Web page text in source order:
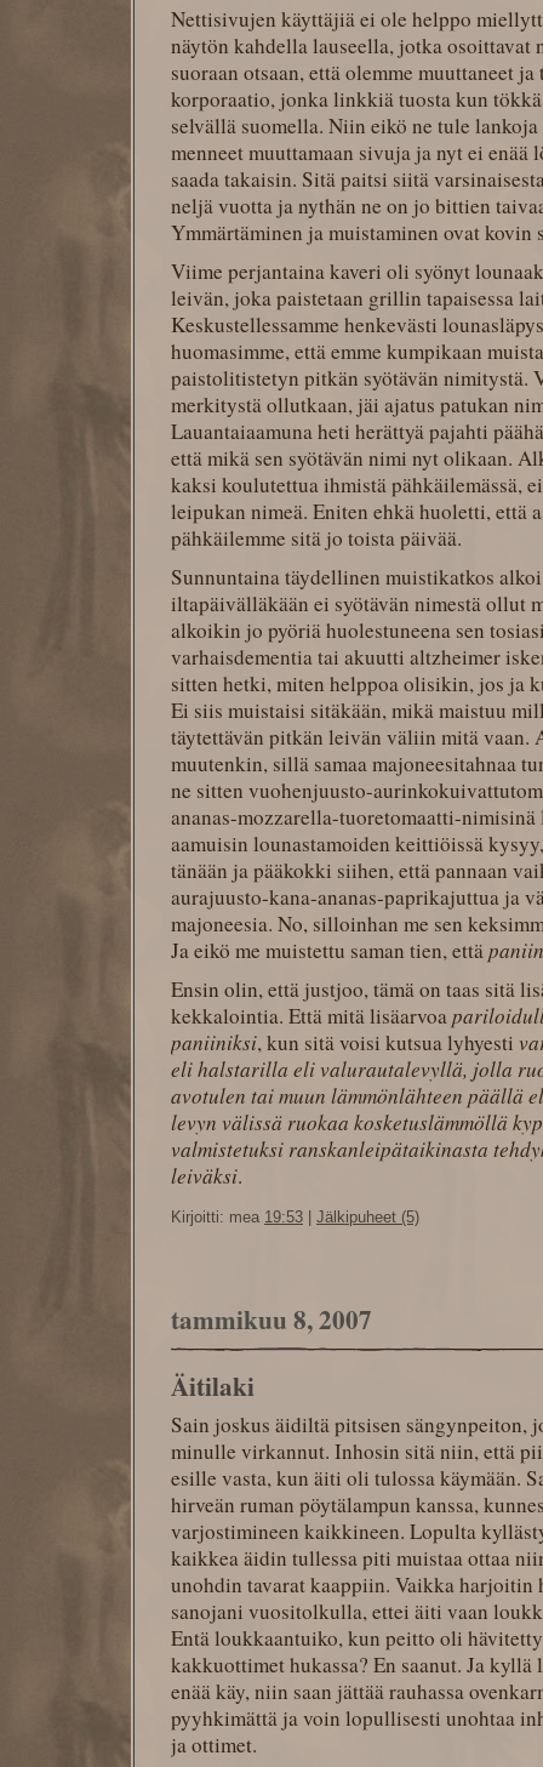
Nettisivujen käyttäjiä ei ole helppo
näytön kahdella lauseella, jotka osoittavat
suoraan otsaan, että olemme muuttaneet
korporaatio, jonka linkkiä tuosta kun
selvällä suomella. Niin eikö ne tule
menneet muuttamaan sivuja ja nyt ei enää
saada takaisin. Sitä paitsi siitä
neljä vuotta ja nythän ne on jo bittien
Ymmärtäminen ja muistaminen ovat kovin
Viime perjantaina kaveri oli syönyt
leivän, joka paistetaan grillin tapaisessa
Keskustellessamme henkevästi
huomasimme, että emme kumpikaan
paistolitistetyn pitkän syötävän nimitystä.
merkitystä ollutkaan, jäi ajatus patukan
Lauantaiaamuna heti herättyä pajahti
että mikä sen syötävän nimi nyt olikaan.
kaksi koulutettua ihmistä pähkäilemässä,
leipukan nimeä. Eniten ehkä huoletti, että
pähkäilemme sitä jo toista päivää.
Sunnuntaina täydellinen muistikatkos
iltapäivälläkään ei syötävän nimestä ollut
alkoikin jo pyöriä huolestuneena sen
varhaisdementia tai akuutti altzheimer
sitten hetki, miten helppoa olisikin, jos ja
Ei siis muistaisi sitäkään, mikä maistuu
täytettävän pitkän leivän väliin mitä vaan.
muutenkin, sillä samaa majoneesitahnaa
ne sitten vuohenjuusto-
ananas-mozzarella-tuoretomaatti-
aamuisin lounastamoiden keittiöissä
tänään ja pääkokki siihen, että pannaan
aurajuusto-kana-ananas-paprikajuttua ja
majoneesia. No, silloinhan me sen
Ja eikö me muistettu saman tien, että
Ensin olin, että justjoo, tämä on taas sitä
kekkalointia. Että mitä lisäarvoa
paniiniksi, kun sitä voisi kutsua lyhyesti
eli halstarilla eli valurautalevyllä, jolla
avotulen tai muun lämmönlähteen päällä
levyn välissä ruokaa kosketuslämmöllä
valmistetuksi ranskanleipätaikinasta
leiväksi.
Kirjoitti: mea 19:53 Jälkipuheet (5)
tammikuu 8, 2007
Äitilaki
Sain joskus äidiltä pitsisen sängynpeiton,
minulle virkannut. Inhosin sitä niin, että
esille vasta, kun äiti oli tulossa käymään.
hirveän ruman pöytälampun kanssa,
varjostimineen kaikkineen. Lopulta
kaikkea äidin tullessa piti muistaa ottaa
unohdin tavarat kaappiin. Vaikka
sanojani vuositolkulla, ettei äiti vaan
Entä loukkaantuiko, kun peitto oli
kakkuottimet hukassa? En saanut. Ja
enää käy, niin saan jättää rauhassa
pyyhkimättä ja voin lopullisesti unohtaa
ja ottimet.